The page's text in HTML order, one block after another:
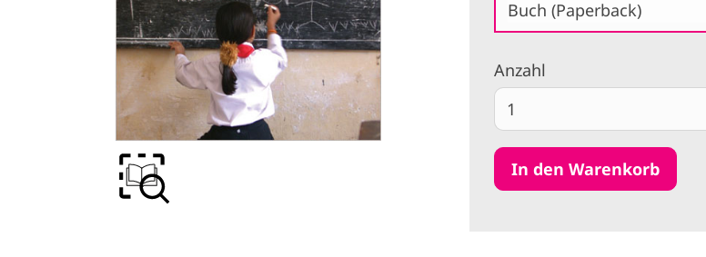
i
g
a
i
g
a
Buch (Paperback)
Anzahl